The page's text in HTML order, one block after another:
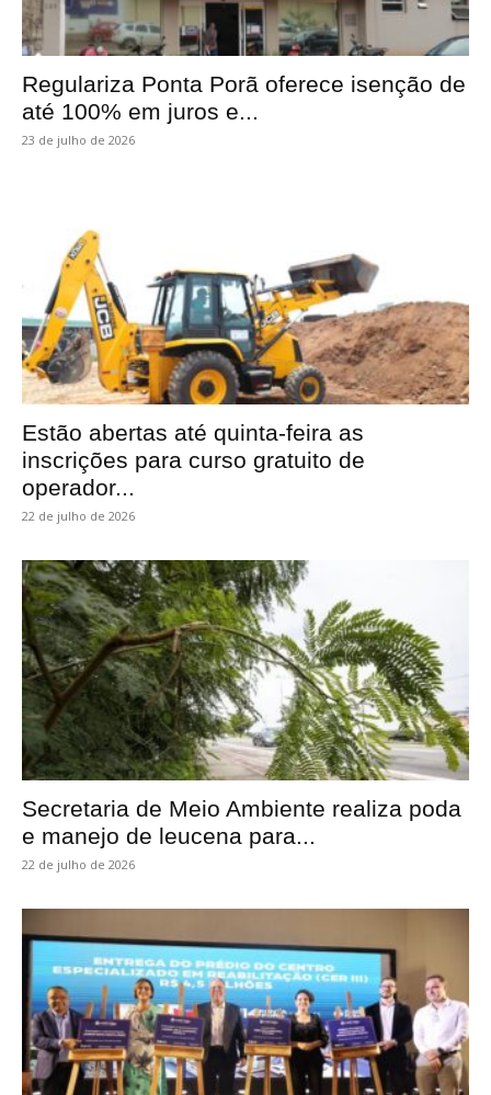
Regulariza Ponta Porã oferece isenção de
até 100% em juros e...
23 de julho de 2026
Estão abertas até quinta-feira as
inscrições para curso gratuito de
operador...
22 de julho de 2026
Secretaria de Meio Ambiente realiza poda
e manejo de leucena para...
22 de julho de 2026